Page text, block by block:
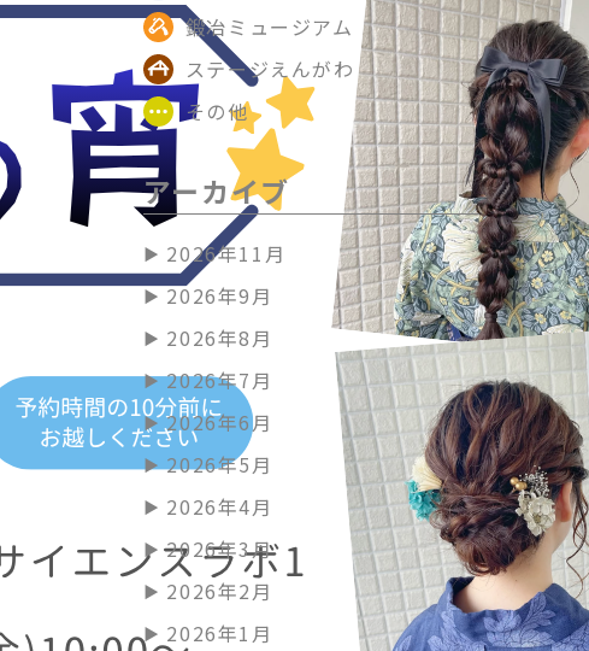
鍛冶ミュージアム
ステージえんがわ
その他
アーカイブ
2026年11月
2026年9月
2026年8月
2026年7月
2026年6月
2026年5月
2026年4月
2026年3月
2026年2月
2026年1月